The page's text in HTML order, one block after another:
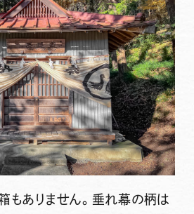
もありません。垂れ幕の柄は